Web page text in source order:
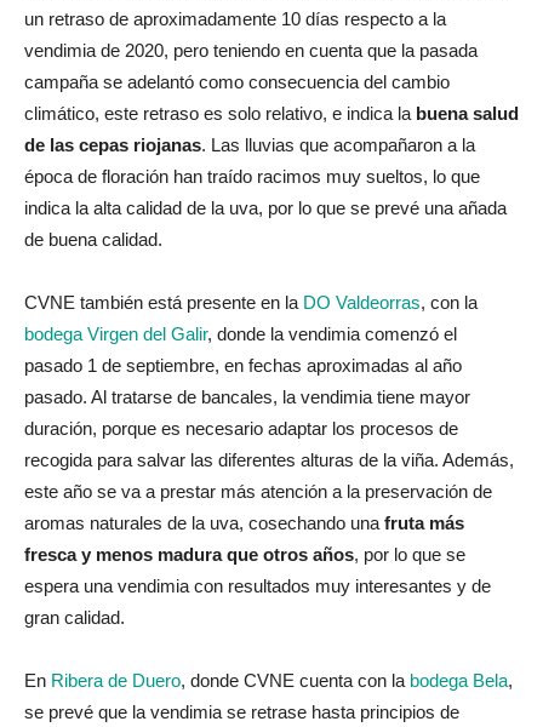
un retraso de aproximadamente 10 días respecto a la
vendimia de 2020, pero teniendo en cuenta que la pasada
campaña se adelantó como consecuencia del cambio
climático, este retraso es solo relativo, e indica la buena salud
de las cepas riojanas. Las lluvias que acompañaron a la
época de floración han traído racimos muy sueltos, lo que
indica la alta calidad de la uva, por lo que se prevé una añada
de buena calidad.
CVNE también está presente en la DO Valdeorras, con la
bodega Virgen del Galir, donde la vendimia comenzó el
pasado 1 de septiembre, en fechas aproximadas al año
pasado. Al tratarse de bancales, la vendimia tiene mayor
duración, porque es necesario adaptar los procesos de
recogida para salvar las diferentes alturas de la viña. Además,
este año se va a prestar más atención a la preservación de
aromas naturales de la uva, cosechando unafruta más
fresca y menos madura que otros años, por lo que se
espera una vendimia con resultados muy interesantes y de
gran calidad.
En Ribera de Duero, donde CVNE cuenta con la bodega Bela,
se prevé que la vendimia se retrase hasta principios de